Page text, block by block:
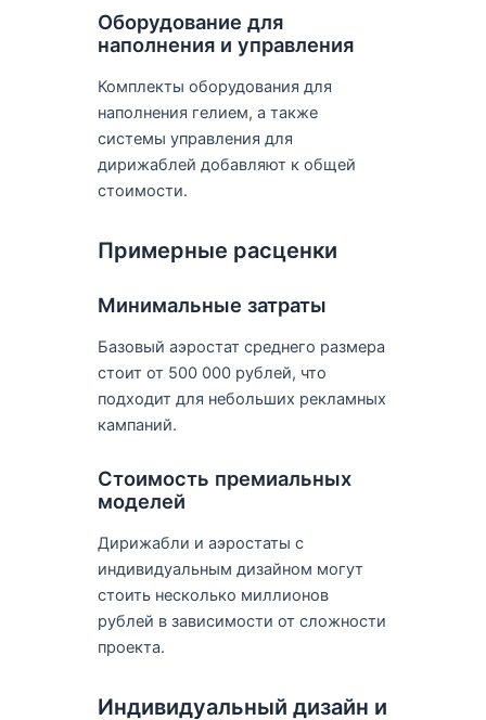
Оборудование для
наполнения и управления
Комплекты оборудования для
наполнения гелием, а также
системы управления для
дирижаблей добавляют к общей
стоимости.
Примерные расценки
Минимальные затраты
Базовый аэростат среднего размера
стоит от 500 000 рублей, что
подходит для небольших рекламных
кампаний.
Стоимость премиальных
моделей
Дирижабли и аэростаты с
индивидуальным дизайном могут
стоить несколько миллионов
рублей в зависимости от сложности
проекта.
Индивидуальный дизайн и